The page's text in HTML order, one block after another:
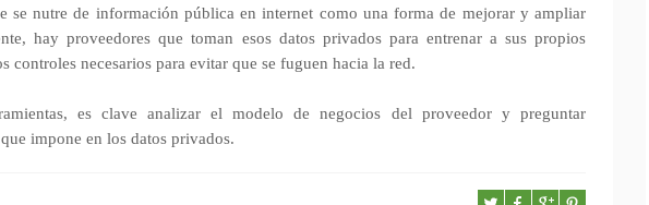
se nutre de información pública en internet como una forma de mejorar y ampliar
hay proveedores que toman esos datos privados para entrenar a sus propios
controles necesarios para evitar que se fuguen hacia la red.
es clave analizar el modelo de negocios del proveedor y preguntar
impone en los datos privados.